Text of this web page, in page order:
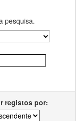
pesquisa.
registos por: